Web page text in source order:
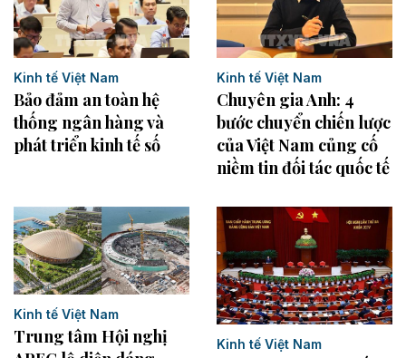
Kinh tế Việt Nam
Bảo đảm an toàn hệ
thống ngân hàng và
phát triển kinh tế số
Kinh tế Việt Nam
Chuyên gia Anh: 4
bước chuyển chiến lược
của Việt Nam củng cố
niềm tin đối tác quốc tế
Kinh tế Việt Nam
Trung tâm Hội nghị
Kinh tế Việt Nam